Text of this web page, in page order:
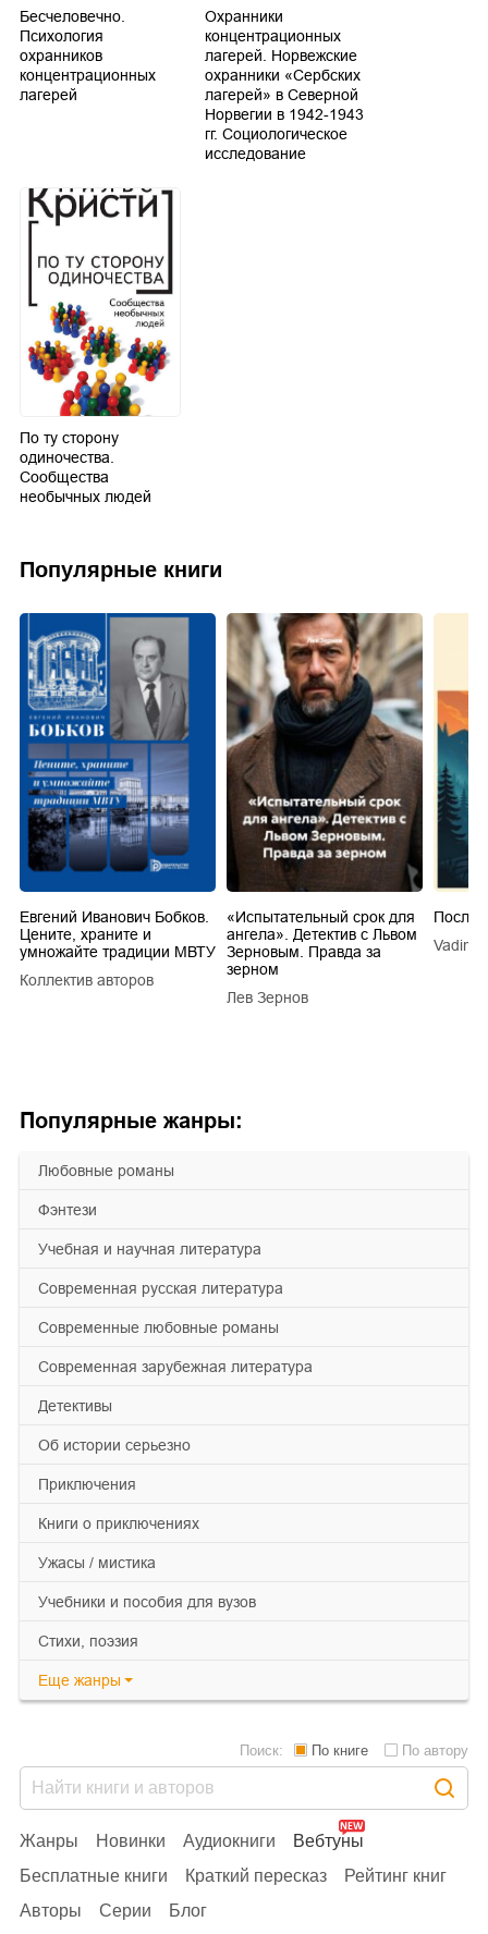
Популярные жанры:
любовные романы
фэнтези
учебная и научная литература
современная русская литература
современные любовные романы
современная зарубежная литература
детективы
об истории серьезно
приключения
книги о приключениях
ужасы / мистика
учебники и пособия для вузов
cтихи, поэзия
Еще жанры
Бесчеловечно.
Психология
охранников
концентрационных
лагерей
Охранники
концентрационных
лагерей. Норвежские
охранники «Сербских
лагерей» в Северной
Норвегии в 1942-1943
гг. Социологическое
исследование
По ту сторону
одиночества.
Сообщества
необычных людей
Популярные книги
Евгений Иванович Бобков.
Цените, храните и
умножайте традиции МВТУ
Коллектив авторов
«Испытательный срок для
ангела». Детектив с Львом
Зерновым. Правда за
зерном
Лев Зернов
Vadim
Жанры Новинки Аудиокниги
Вебтуны
Бесплатные книги
Краткий пересказ
Рейтинг книг
Авторы
Серии Блог
Поиск: По книге По автору